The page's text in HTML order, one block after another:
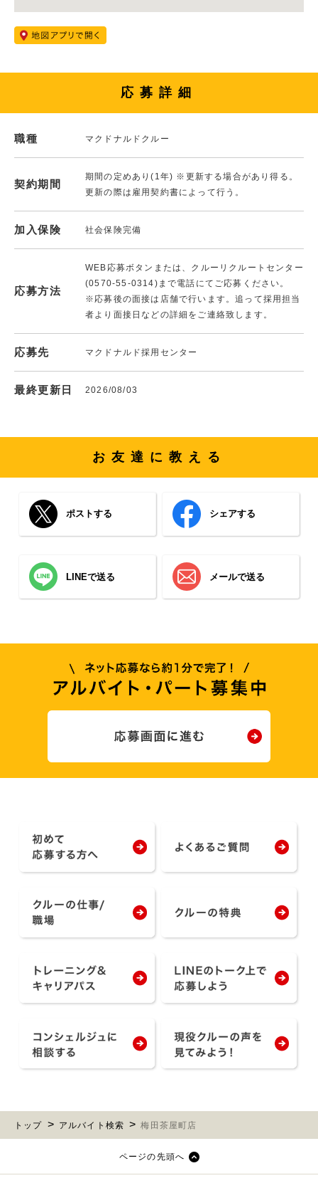
応募詳細
職種 マクドナルドクルー
契約期間
期間の定めあり(1年) ※更新する場合があり得る。
更新の際は雇用契約書によって行う。
加入保険 社会保険完備
応募方法
WEB応募ボタンまたは、クルーリクルートセンター
(0570-55-0314)まで電話にてご応募ください。
※応募後の面接は店舗で行います。追って採用担当
者より面接日などの詳細をご連絡致します。
応募先 マクドナルド採用センター
最終更新日 2026/08/03
お友達に教える
ポストする シェアする
LINEで送る メールで送る
トップ アルバイト検索 梅田茶屋町店
ページの先頭へ